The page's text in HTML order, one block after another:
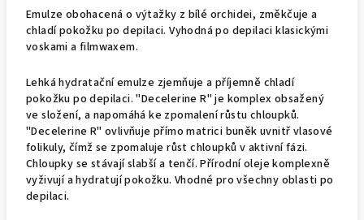
Emulze obohacená o výtažky z bílé orchidei, změkčuje a
chladí pokožku po depilaci. Vyhodná po depilaci klasickými
voskami a filmwaxem.
Lehká hydratační emulze zjemňuje a příjemně chladí
pokožku po depilaci. "Decelerine R" je komplex obsažený
ve složení, a napomáhá ke zpomalení růstu chloupků.
"Decelerine R" ovlivňuje přímo matrici buněk uvnitř vlasové
folikuly, čímž se zpomaluje růst chloupků v aktivní fázi.
Chloupky se stávají slabší a tenčí. Přírodní oleje komplexně
vyživují a hydratují pokožku. Vhodné pro všechny oblasti po
depilaci.